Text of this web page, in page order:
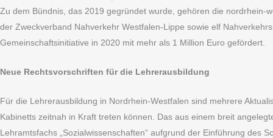
Zu dem Bündnis, das 2019 gegründet wurde, gehören die nordrhein-
der Zweckverband Nahverkehr Westfalen-Lippe sowie elf
Gemeinschaftsinitiative in 2020 mit mehr als 1 Million Euro gefördert.
Neue Rechtsvorschriften für die Lehrerausbildung
Für die Lehrerausbildung in Nordrhein-Westfalen sind mehrere
Kabinetts zeitnah in Kraft treten können. Das aus einem breit
Lehramtsfachs „Sozialwissenschaften“ aufgrund der Einführung des